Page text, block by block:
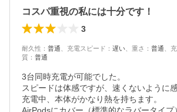
コスパ重視の私には十分です！
3
耐久性 ： 普通 充電スピード ： 遅い 重さ ： 普通
質 ： 普通
3台同時充電が可能でした。
スピードは体感ですが、速くないように感
充電中、本体がかなり熱を持ちます。